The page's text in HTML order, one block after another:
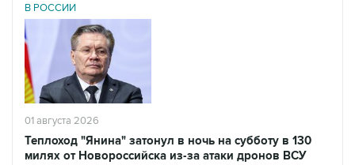
В РОССИИ
01 августа 2026
Теплоход "Янина" затонул в ночь на субботу в 130
милях от Новороссийска из-за атаки дронов ВСУ